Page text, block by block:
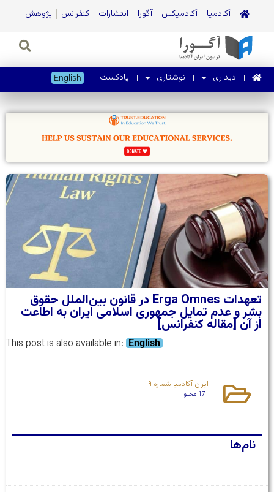
آکادمیا آکادمیکس آگورا انتشارات کنفرانس پژوهش
دیداری نوشتاری پادکست English
تعهدات Erga Omnes در قانون بین‌الملل حقوق
بشر و عدم تمایل جمهوری اسلامی ایران به اطاعت
از آن [مقاله کنفرانس]
This post is also available in: English
ایران آکادمیا شماره ۹
17 محتوا
نام‌ها